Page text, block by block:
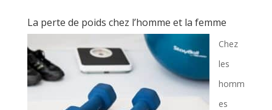
La perte de poids chez l’homme et la femme
Chez
les
homm
es